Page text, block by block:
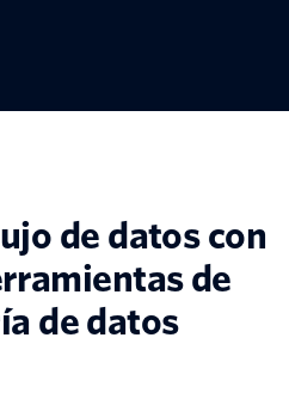
de datos con
de
de datos